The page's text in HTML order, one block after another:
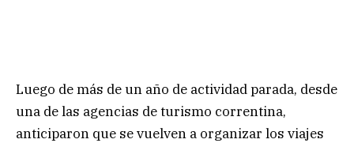
Luego de más de un año de actividad parada, desde
una de las agencias de turismo correntina,
anticiparon que se vuelven a organizar los viajes